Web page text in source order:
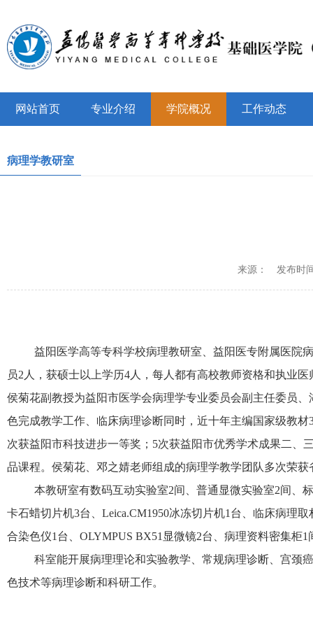
网站首页 专业介绍 学院概况 工作动态
病理学教研室
来源： 发布时
益阳医学高等专科学校病理教研室、益阳医专附属医院
员2人，获硕士以上学历4人，每人都有高校教师资格和执业
侯菊花副教授为益阳市医学会病理学专业委员会副主任委员
色完成教学工作、临床病理诊断同时，近十年主编国家级教
次获益阳市科技进步一等奖；5次获益阳市优秀学术成果二、
品课程。侯菊花、邓之婧老师组成的病理学教学团队多次荣
本教研室有数码互动实验室2间、普通显微实验室2间、
卡石蜡切片机3台、Leica.CM1950冰冻切片机1台、临床病理
合染色仪1台、OLYMPUS BX51显微镜2台、病理资料密集柜1
科室能开展病理理论和实验教学、常规病理诊断、宫颈
色技术等病理诊断和科研工作。